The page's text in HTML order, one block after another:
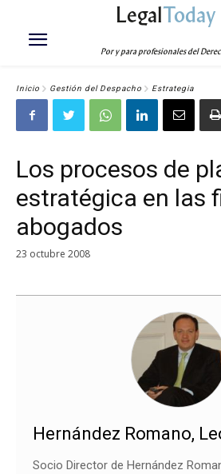
LegalToday
Por y para profesionales del
Inicio Gestión del Despacho Estrategia
Los procesos de
estratégica en las
abogados
23 octubre 2008
Hernández Romano,
Socio Director de Hernández